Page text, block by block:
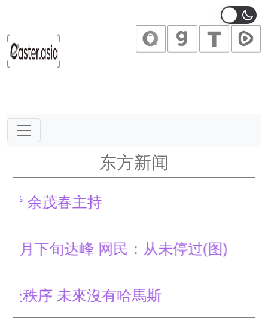
Main Navigation
东方新闻
茂春主持
旬达峰 网民：从未停过(图)
未來沒有哈馬斯